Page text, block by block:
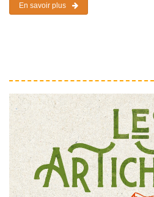
En savoir plus